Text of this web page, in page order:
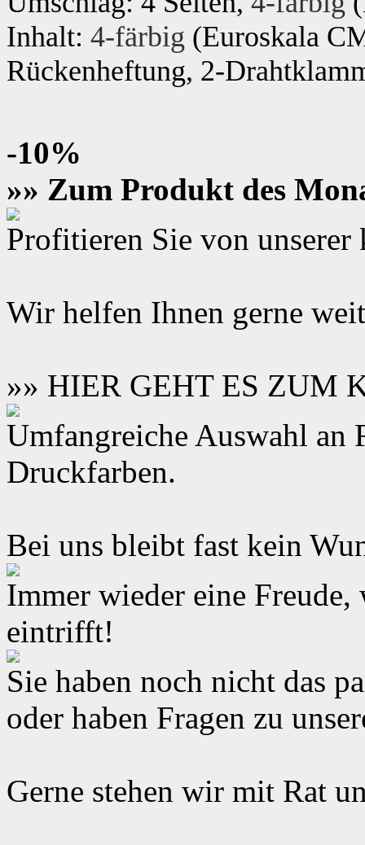
Inhalt: 4-färbig (Euroskala
Rückenheftung, 2-
-10%
»» Zum Produkt des
Profitieren Sie von unserer
Wir helfen Ihnen gerne
»» HIER GEHT ES ZUM
Umfangreiche Auswahl an
Druckfarben.
Bei uns bleibt fast kein
Immer wieder eine
eintrifft!
Sie haben noch nicht das
oder haben Fragen zu
Gerne stehen wir mit Rat